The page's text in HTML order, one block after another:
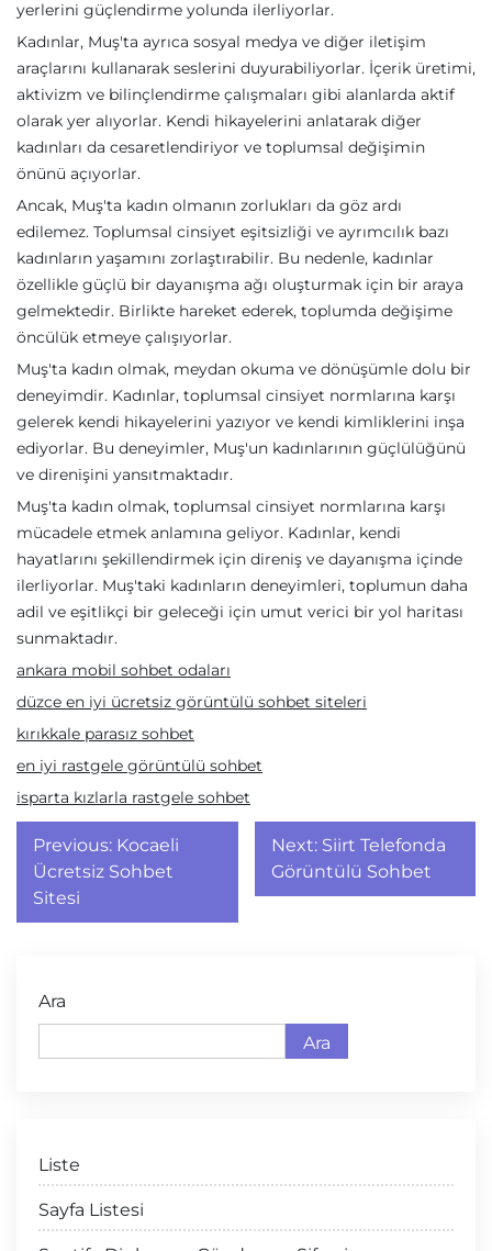
yerlerini güçlendirme yolunda ilerliyorlar.
Kadınlar, Muş'ta ayrıca sosyal medya ve diğer iletişim
araçlarını kullanarak seslerini duyurabiliyorlar. İçerik üretimi,
aktivizm ve bilinçlendirme çalışmaları gibi alanlarda aktif
olarak yer alıyorlar. Kendi hikayelerini anlatarak diğer
kadınları da cesaretlendiriyor ve toplumsal değişimin
önünü açıyorlar.
Ancak, Muş'ta kadın olmanın zorlukları da göz ardı
edilemez. Toplumsal cinsiyet eşitsizliği ve ayrımcılık bazı
kadınların yaşamını zorlaştırabilir. Bu nedenle, kadınlar
özellikle güçlü bir dayanışma ağı oluşturmak için bir araya
gelmektedir. Birlikte hareket ederek, toplumda değişime
öncülük etmeye çalışıyorlar.
Muş'ta kadın olmak, meydan okuma ve dönüşümle dolu bir
deneyimdir. Kadınlar, toplumsal cinsiyet normlarına karşı
gelerek kendi hikayelerini yazıyor ve kendi kimliklerini inşa
ediyorlar. Bu deneyimler, Muş'un kadınlarının güçlülüğünü
ve direnişini yansıtmaktadır.
Muş'ta kadın olmak, toplumsal cinsiyet normlarına karşı
mücadele etmek anlamına geliyor. Kadınlar, kendi
hayatlarını şekillendirmek için direniş ve dayanışma içinde
ilerliyorlar. Muş'taki kadınların deneyimleri, toplumun daha
adil ve eşitlikçi bir geleceği için umut verici bir yol haritası
sunmaktadır.
ankara mobil sohbet odaları
düzce en iyi ücretsiz görüntülü sohbet siteleri
kırıkkale parasız sohbet
en iyi rastgele görüntülü sohbet
isparta kızlarla rastgele sohbet
Yazı
gezinmesi
Previous: Kocaeli
Ücretsiz Sohbet
Sitesi
Next: Siirt Telefonda
Görüntülü Sohbet
Ara
Ara
Liste
Sayfa Listesi